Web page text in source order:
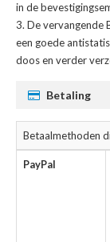
in de
Devervangende
een goede
doos en verder
Betaling
Betaalmethoden
PayPal